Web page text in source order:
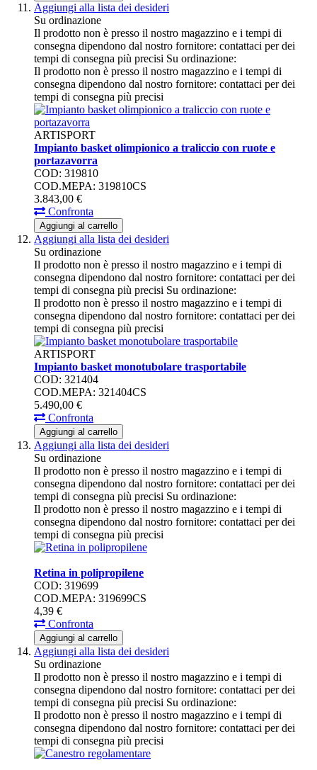
Aggiungi alla lista dei desideri
Su ordinazione
Il prodotto non è presso il nostro magazzino e i tempi di
consegna dipendono dal nostro fornitore: contattaci per dei
tempi di consegna più precisi Su ordinazione:
Il prodotto non è presso il nostro magazzino e i tempi di
consegna dipendono dal nostro fornitore: contattaci per dei
tempi di consegna più precisi
ARTISPORT
Impianto basket olimpionico a traliccio con ruote e
portazavorra
COD: 319810
COD.MEPA: 319810CS
3.843,00 €
Confronta
Aggiungi al carrello
Aggiungi alla lista dei desideri
Su ordinazione
Il prodotto non è presso il nostro magazzino e i tempi di
consegna dipendono dal nostro fornitore: contattaci per dei
tempi di consegna più precisi Su ordinazione:
Il prodotto non è presso il nostro magazzino e i tempi di
consegna dipendono dal nostro fornitore: contattaci per dei
tempi di consegna più precisi
ARTISPORT
Impianto basket monotubolare trasportabile
COD: 321404
COD.MEPA: 321404CS
5.490,00 €
Confronta
Aggiungi al carrello
Aggiungi alla lista dei desideri
Su ordinazione
Il prodotto non è presso il nostro magazzino e i tempi di
consegna dipendono dal nostro fornitore: contattaci per dei
tempi di consegna più precisi Su ordinazione:
Il prodotto non è presso il nostro magazzino e i tempi di
consegna dipendono dal nostro fornitore: contattaci per dei
tempi di consegna più precisi
Retina in polipropilene
COD: 319699
COD.MEPA: 319699CS
4,39 €
Confronta
Aggiungi al carrello
Aggiungi alla lista dei desideri
Su ordinazione
Il prodotto non è presso il nostro magazzino e i tempi di
consegna dipendono dal nostro fornitore: contattaci per dei
tempi di consegna più precisi Su ordinazione:
Il prodotto non è presso il nostro magazzino e i tempi di
consegna dipendono dal nostro fornitore: contattaci per dei
tempi di consegna più precisi